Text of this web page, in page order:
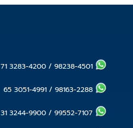
71 3283-4200 /98238-4501
65 3051-4991 /98163-2288
31 3244-9900 /99552-7107